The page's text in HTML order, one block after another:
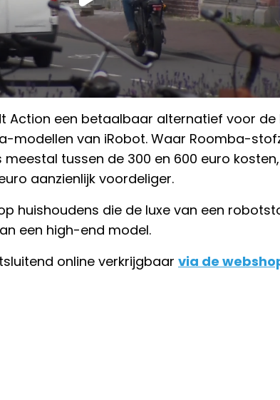
Action een betaalbaar alternatief voor de
modellen van iRobot. Waar Roomba-
tussen de 300 en 600 euro kosten,
aanzienlijk voordeliger.
huishoudens die de luxe van een
een high-end model.
online verkrijgbaar via de